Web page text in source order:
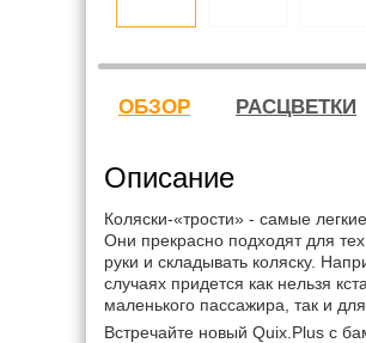
ОБЗОР РАСЦВЕТКИ
Описание
Коляски-«трости» - самые
Они прекрасно подходят для
руки и складывать коляску.
случаях придется как нельзя
маленького пассажира, так и
Встречайте новый Quix.Plus с